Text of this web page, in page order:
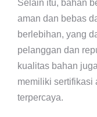
Selain itu, bahan
aman dan bebas
berlebihan, yang
pelanggan dan
kualitas bahan
memiliki sertifikasi
terpercaya.